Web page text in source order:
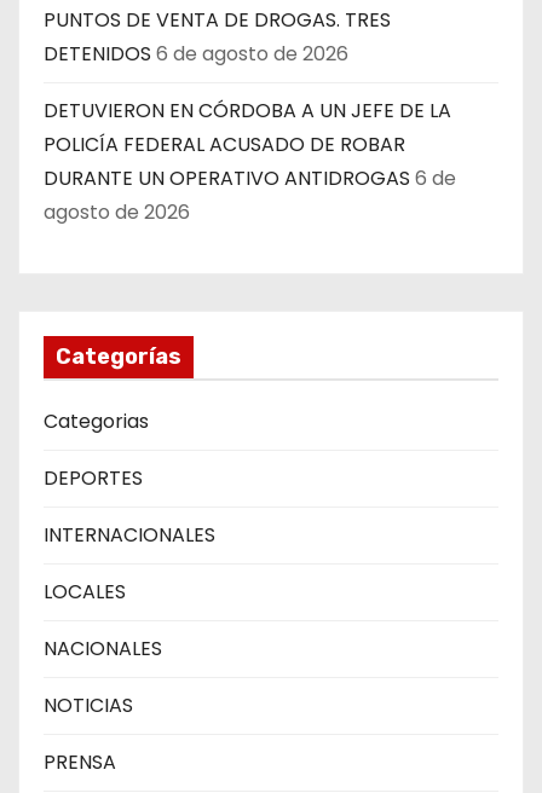
PUNTOS DE VENTA DE DROGAS. TRES
DETENIDOS 6 de agosto de 2026
DETUVIERON EN CÓRDOBA A UN JEFE DE LA
POLICÍA FEDERAL ACUSADO DE ROBAR
DURANTE UN OPERATIVO ANTIDROGAS 6 de
agosto de 2026
Categorías
Categorias
DEPORTES
INTERNACIONALES
LOCALES
NACIONALES
NOTICIAS
PRENSA